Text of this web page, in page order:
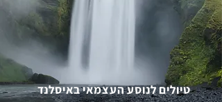
טיולים לנוסע העצמאי באיסלנד